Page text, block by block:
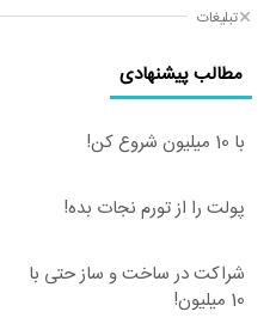
تبلیغات
مطالب پیشنهادی
با 10 میلیون شروع کن!
پولت را از تورم نجات بده!
شراکت در ساخت و ساز حتی با
10 میلیون!